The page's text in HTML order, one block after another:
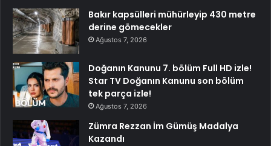
Bakır kapsülleri mühürleyip 430 metre
derine gömecekler
Ağustos 7, 2026
Doğanın Kanunu 7. bölüm Full HD izle!
Star TV Doğanın Kanunu son bölüm
tek parça izle!
Ağustos 7, 2026
Zümra Rezzan İm Gümüş Madalya
Kazandı